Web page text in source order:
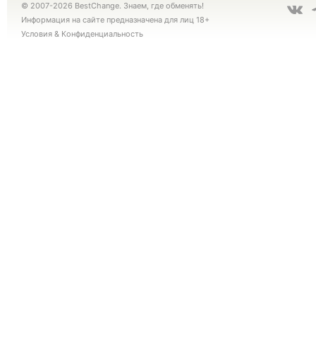
© 2007-2026 BestChange. Знаем, где обменять!
Информация на сайте предназначена для лиц 18+
Условия & Конфиденциальность